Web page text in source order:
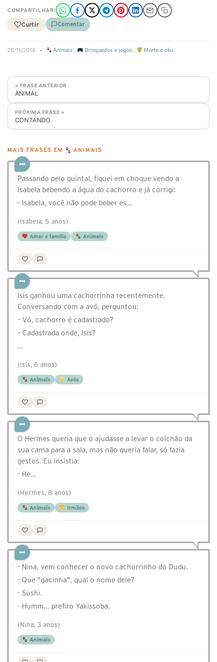
COMPARTILHAR:
Curtir Comentar
26/11/2014 • Animais , Brinquedos e jogos , Morte e céu
« FRASE ANTERIOR
ANIMAL
PRÓXIMA FRASE »
CONTANDO
MAIS FRASES EM ANIMAIS
Passando pelo quintal, fiquei em choque vendo a
Isabela bebendo a água do cachorro e já corrigi:
- Isabela, você não pode beber es…
(Isabela, 5 anos)
Amor e família Animais
Isis ganhou uma cachorrinha recentemente.
Conversando com a avó, perguntou:
– Vó, cachorro é cadastrado?
– Cadastrada onde, Isis?
…
(Isis, 6 anos)
Animais Avós
O Hermes queria que o ajudasse a levar o colchão da
sua cama para a sala, mas não queria falar, só fazia
gestos. Eu insistia:
- He…
(Hermes, 8 anos)
Animais Irmãos
- Nina, vem conhecer o novo cachorrinho do Dudu.
- Que "gacinha", qual o nome dele?
- Sushi.
- Humm... prefiro Yakissoba.
(Nina, 3 anos)
Animais